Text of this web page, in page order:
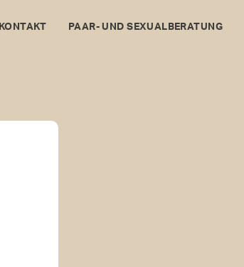
KONTAKT PAAR- UND SEXUALBERATUNG